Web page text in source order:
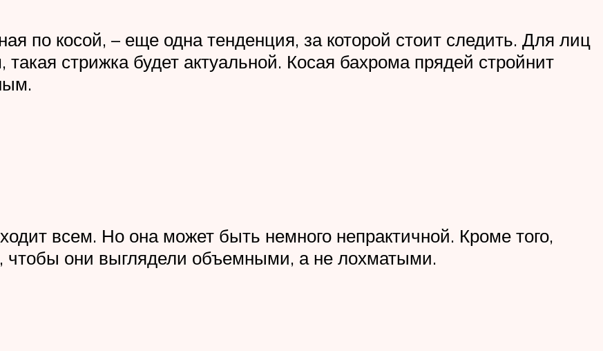
по косой, – еще одна тенденция, за которой стоит следить. Для лиц
стрижка будет актуальной. Косая бахрома прядей стройнит
всем. Но она может быть немного непрактичной. Кроме того,
чтобы они выглядели объемными, а не лохматыми.